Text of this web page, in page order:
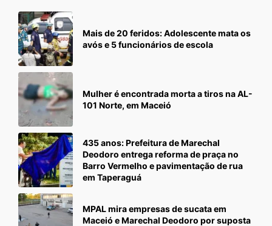
Mais de 20 feridos: Adolescente mata os
avós e 5 funcionários de escola
Mulher é encontrada morta a tiros na AL-
101 Norte, em Maceió
435 anos: Prefeitura de Marechal
Deodoro entrega reforma de praça no
Barro Vermelho e pavimentação de rua
em Taperaguá
MPAL mira empresas de sucata em
Maceió e Marechal Deodoro por suposta